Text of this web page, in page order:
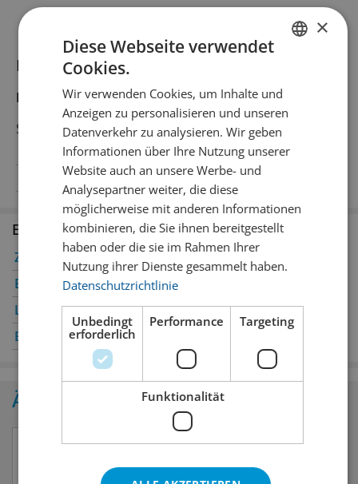
Informationen zum Produkt
Produktbeschreibung
Smirnoff Ice Neon US Import.
Alkoholgehalt 4.5% Vol.Alc.
Erhältlich in den Filialen
Zürich
✔
Bern
✔
Luzern
✔
Basel
✔
Winterthur
Oerlikon
Ähnliche Produkte
FRENCH
×
Diese Webseite verwendet
Cookies.
Wir verwenden Cookies, um Inhalte und
Anzeigen zu personalisieren und unseren
Datenverkehr zu analysieren. Wir geben
Informationen über Ihre Nutzung unserer
Website auch an unsere Werbe- und
Analysepartner weiter, die diese
möglicherweise mit anderen Informationen
kombinieren, die Sie ihnen bereitgestellt
haben oder die sie im Rahmen Ihrer
Nutzung ihrer Dienste gesammelt haben.
Datenschutzrichtlinie
Unbedingt
erforderlich
Performance Targeting
Funktionalität